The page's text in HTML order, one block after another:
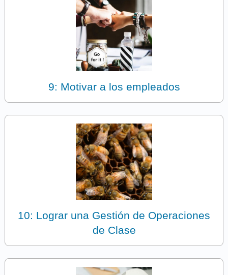
9: Motivar a los empleados
10: Lograr una Gestión de Operaciones
de Clase